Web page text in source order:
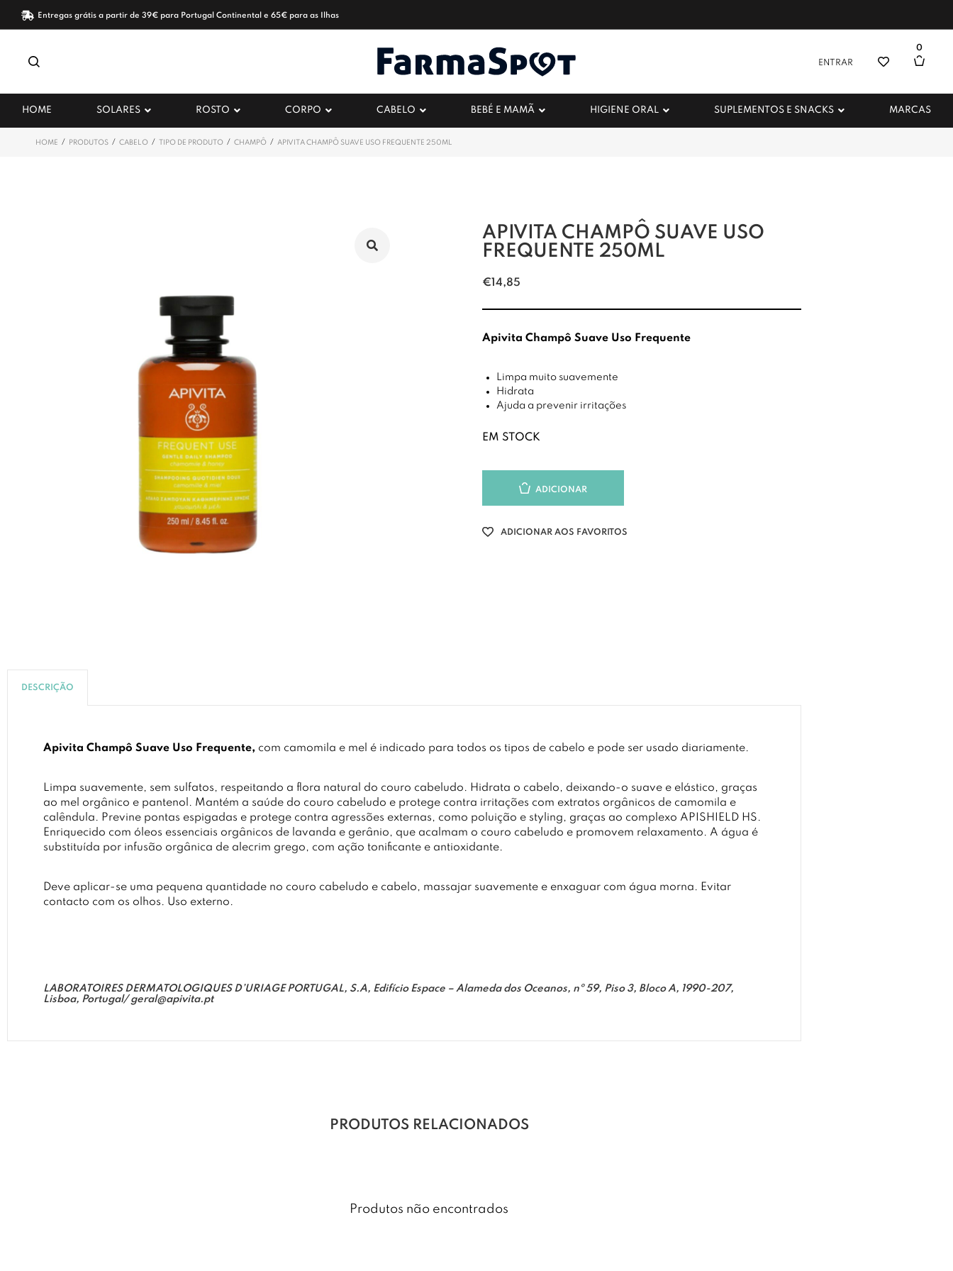
Entregas grátis a partir de 39€ para Portugal Continental e 65€ para as Ilhas
ENTRAR
0
HOME SOLARES ROSTO CORPO CABELO BEBÉ E MAMÃ HIGIENE ORAL SUPLEMENTOS E SNACKS MARCAS
HOME / PRODUTOS / CABELO / TIPO DE PRODUTO / CHAMPÔ / APIVITA CHAMPÔ SUAVE USO FREQUENTE 250ML
APIVITA CHAMPÔ SUAVE USO
FREQUENTE 250ML
€14,85
Apivita Champô Suave Uso Frequente
Limpa muito suavemente
Hidrata
Ajuda a prevenir irritações
EM STOCK
ADICIONAR
ADICIONAR AOS FAVORITOS
DESCRIÇÃO
Apivita Champô Suave Uso Frequente, com camomila e mel é indicado para todos os tipos de cabelo e pode ser usado diariamente.
Limpa suavemente, sem sulfatos, respeitando a flora natural do couro cabeludo. Hidrata o cabelo, deixando-o suave e elástico, graças
ao mel orgânico e pantenol. Mantém a saúde do couro cabeludo e protege contra irritações com extratos orgânicos de camomila e
calêndula. Previne pontas espigadas e protege contra agressões externas, como poluição e styling, graças ao complexo APISHIELD HS.
Enriquecido com óleos essenciais orgânicos de lavanda e gerânio, que acalmam o couro cabeludo e promovem relaxamento. A água é
substituída por infusão orgânica de alecrim grego, com ação tonificante e antioxidante.
Deve aplicar-se uma pequena quantidade no couro cabeludo e cabelo, massajar suavemente e enxaguar com água morna. Evitar
contacto com os olhos. Uso externo.
LABORATOIRES DERMATOLOGIQUES D’URIAGE PORTUGAL, S.A, Edifício Espace – Alameda dos Oceanos, nº 59, Piso 3, Bloco A, 1990-207,
Lisboa, Portugal/ geral@apivita.pt
PRODUTOS RELACIONADOS
Produtos não encontrados